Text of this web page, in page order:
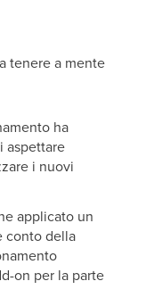
tenere a mente
ha
aspettare
i nuovi
applicato un
conto della
on per la parte